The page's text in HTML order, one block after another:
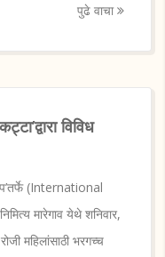
पुढे वाचा
विविध
(International
मारेगाव येथे शनिवार,
महिलांसाठी भरगच्च